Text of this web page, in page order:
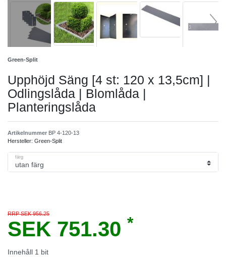
Green-Split
Upphöjd Säng [4 st: 120 x 13,5cm] |
Odlingslåda | Blomlåda |
Planteringslåda
Artikelnummer BP 4-120-13
Hersteller: Green-Split
färg
RRP SEK 956.25
SEK 751.30 *
Innehåll 1 bit